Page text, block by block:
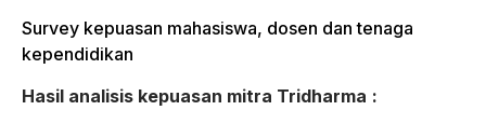
Survey kepuasan mahasiswa, dosen dan tenaga
kependidikan
Hasil analisis kepuasan mitra Tridharma :